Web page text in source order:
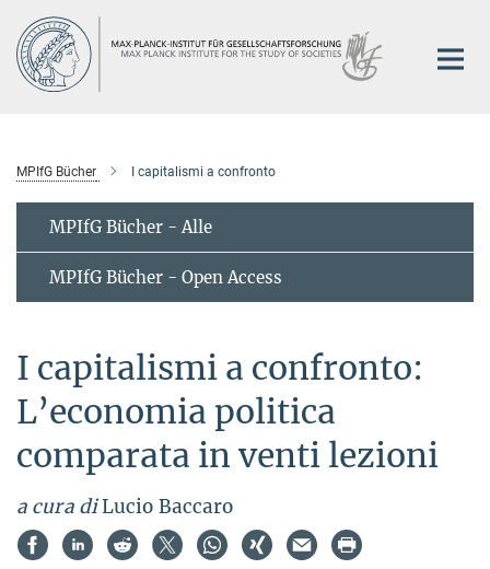
Hauptinhalt
MPIfG Bücher I capitalismi a confronto
MPIfG Bücher - Alle
MPIfG Bücher - Open Access
I capitalismi a confronto:
L’economia politica
comparata in venti lezioni
a cura diLucio Baccaro